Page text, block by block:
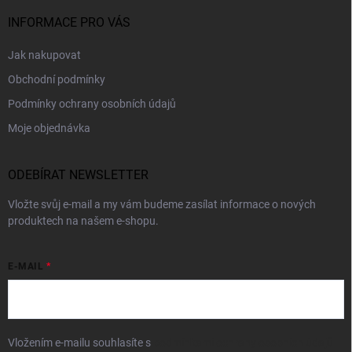
INFORMACE PRO VÁS
Jak nakupovat
Obchodní podmínky
Podmínky ochrany osobních údajů
Moje objednávka
ODEBÍRAT NEWSLETTER
Vložte svůj e-mail a my vám budeme zasílat informace o nových
produktech na našem e-shopu.
E-MAIL
Vložením e-mailu souhlasíte s